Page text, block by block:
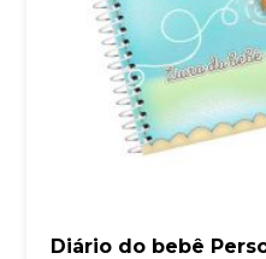
Diário do bebê